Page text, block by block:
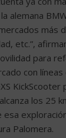
alemana
más
etc.”,
para
con líneas
los 25
Palomera.